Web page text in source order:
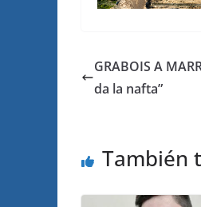
GRABOIS A
da la nafta”
También